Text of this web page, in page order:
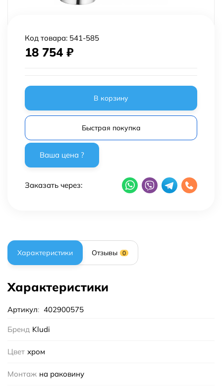
Код товара: 541-585
18 754 ₽
В корзину
Быстрая покупка
Заказать через:
Характеристики Отзывы 0
Характеристики
Артикул: 402900575
Бренд Kludi
Цвет хром
Монтаж на раковину